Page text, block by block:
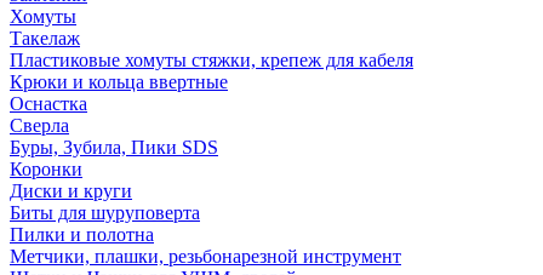
Хомуты
Такелаж
Пластиковые хомуты стяжки, крепеж для кабеля
Крюки и кольца ввертные
Оснастка
Сверла
Буры, Зубила, Пики SDS
Коронки
Диски и круги
Биты для шуруповерта
Пилки и полотна
Метчики, плашки, резьбонарезной инструмент